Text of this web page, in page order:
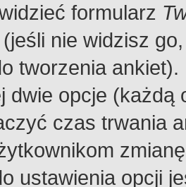
formularz
nie widzisz
tworzenia
dwie opcje
czas trwania
ustawienia opcji